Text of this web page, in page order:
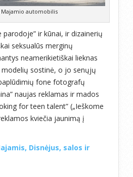
Majamio automobilis
parodoje” ir kūnai, ir dizainerių
seksualūs merginų
neamerikietiškai lieknas
sostinė, o jo senųjų
fone fotografų
naujas reklamas ir mados
for teen talent” („Ieškome
kviečia jaunimą į
Disnėjus, salos ir